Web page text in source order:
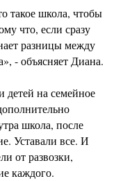
такое школа, чтобы
что, если сразу
разницы между
- объясняет Диана.
детей на семейное
школа, после
Уставали все. И
от развозки,
каждого.